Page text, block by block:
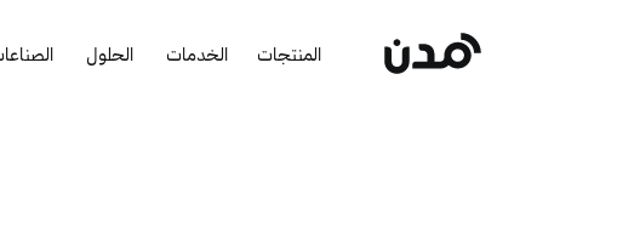
المنتجات الخدمات الحلول